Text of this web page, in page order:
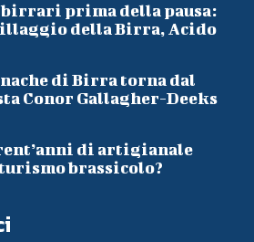
prima della pausa:
della Birra, Acido
di Birra torna dal
Conor Gallagher-Deeks
di artigianale
brassicolo?